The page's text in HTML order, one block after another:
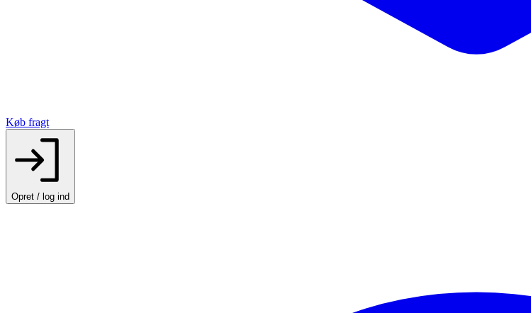
Køb fragt
Opret / log ind